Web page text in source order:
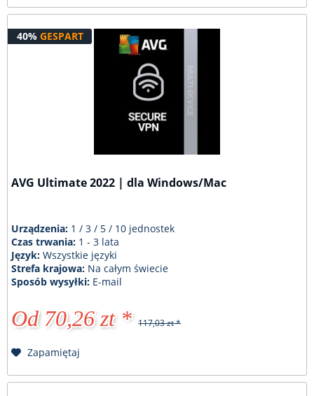
40% GESPART
AVG Ultimate 2022 | dla Windows/Mac
Urządzenia: 1 / 3 / 5 / 10 jednostek
Czas trwania: 1 - 3 lata
Język:Wszystkie języki
Strefa krajowa: Na całym świecie
Sposób wysyłki: E-mail
Od 70,26 zt * 117,03 zt *
Zapamiętaj